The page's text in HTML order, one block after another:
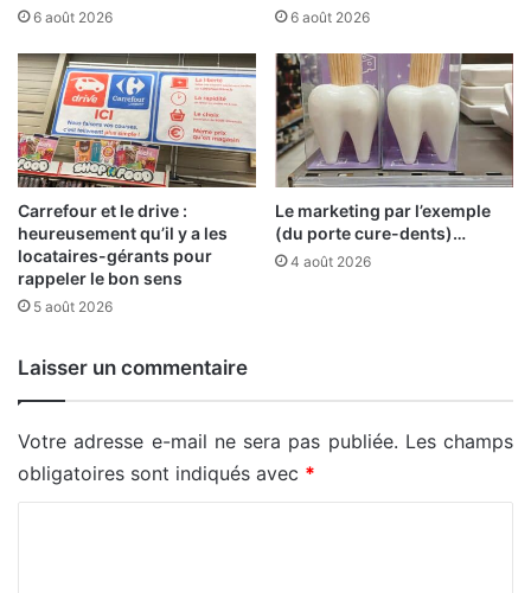
6 août 2026 6 août 2026
Carrefour et le drive :
heureusement qu’il y a les
locataires-gérants pour
rappeler le bon sens
5 août 2026
Le marketing par l’exemple
(du porte cure-dents)…
4 août 2026
Laisser un commentaire
Votre adresse e-mail ne sera pas publiée. Les champs
obligatoires sont indiqués avec *